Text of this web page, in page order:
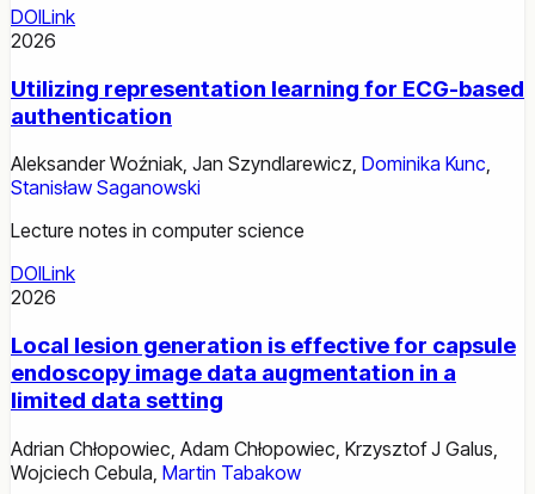
DOILink
2026
Utilizing representation learning for ECG-based
authentication
Aleksander Woźniak, Jan Szyndlarewicz, Dominika Kunc,
Stanisław Saganowski
Lecture notes in computer science
DOILink
2026
Local lesion generation is effective for capsule
endoscopy image data augmentation in a
limited data setting
Adrian Chłopowiec Adam Chłopowiec Krzysztof J Galus
Wojciech Cebula Martin Tabakow